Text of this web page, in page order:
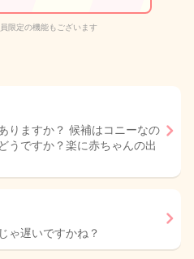
限定の機能もございます
りますか？ 候補はコニーなの
うですか？楽に赤ちゃんの出
ゃ遅いですかね？